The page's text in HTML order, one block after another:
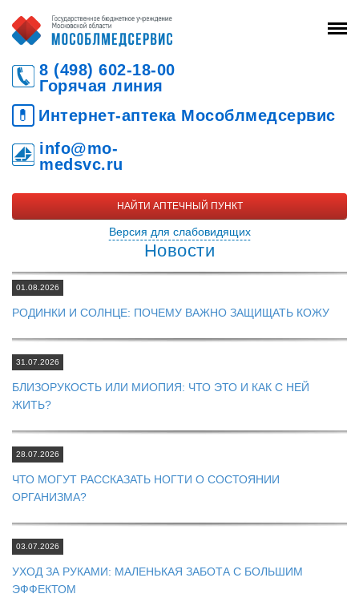
8 (498) 602-18-00
Горячая линия
💊
Интернет-аптека Мособлмедсервис
info@mo-
medsvc.ru
НАЙТИ АПТЕЧНЫЙ ПУНКТ
Версия для слабовидящих
Новости
01.08.2026
РОДИНКИ И СОЛНЦЕ: ПОЧЕМУ ВАЖНО ЗАЩИЩАТЬ КОЖУ
31.07.2026
БЛИЗОРУКОСТЬ ИЛИ МИОПИЯ: ЧТО ЭТО И КАК С НЕЙ
ЖИТЬ?
28.07.2026
ЧТО МОГУТ РАССКАЗАТЬ НОГТИ О СОСТОЯНИИ
ОРГАНИЗМА?
03.07.2026
УХОД ЗА РУКАМИ: МАЛЕНЬКАЯ ЗАБОТА С БОЛЬШИМ
ЭФФЕКТОМ